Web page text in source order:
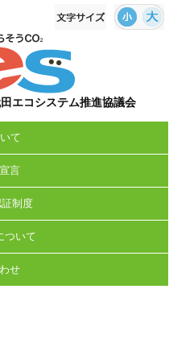
エコシステム推進協議会
て
言
制度
ついて
せ